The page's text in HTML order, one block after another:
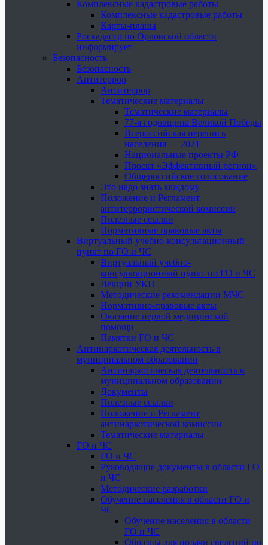
Комплексные кадастровые работы
Комплексные кадастровые работы
Карты-планы
Роскадастр по Орловской области
информирует
Безопасность
Безопасность
Антитеррор
Антитеррор
Тематические материалы
Тематические материалы
77-я годовщина Великой Победы
Всероссийская перепись
населения — 2021
Национальные проекты РФ
Проект «Эффективный регион»
Общероссийское голосование
Это надо знать каждому
Положение и Регламент
антитеррористической комиссии
Полезные ссылки
Нормативные правовые акты
Виртуальный учебно-консультационный
пункт по ГО и ЧС
Виртуальный учебно-
консультационный пункт по ГО и ЧС
Лекции УКП
Методические рекомендации МЧС
Нормативно-правовые акты
Оказание первой медицинской
помощи
Памятки ГО и ЧС
Антинаркотическая деятельность в
муниципальном образовании
Антинаркотическая деятельность в
муниципальном образовании
Документы
Полезные ссылки
Положение и Регламент
антинаркотической комиссии
Тематические материалы
ГО и ЧС
ГО и ЧС
Руководящие документы в области ГО
и ЧС
Методические разработки
Обучение населения в области ГО и
ЧС
Обучение населения в области
ГО и ЧС
Образцы для подачи сведений по